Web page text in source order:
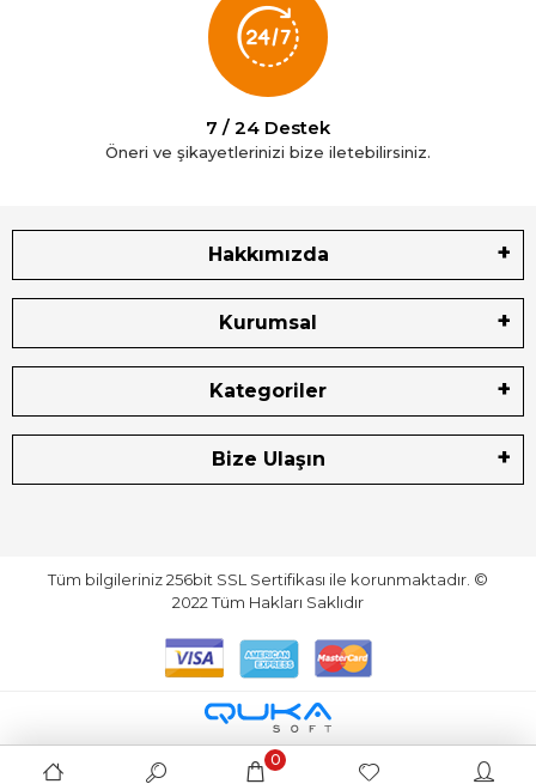
7 / 24 Destek
Öneri ve şikayetlerinizi bize iletebilirsiniz.
Hakkımızda
Kurumsal
Kategoriler
Bize Ulaşın
Tüm bilgileriniz 256bit SSL Sertifikası ile korunmaktadır. ©
2022Tüm Hakları Saklıdır
0